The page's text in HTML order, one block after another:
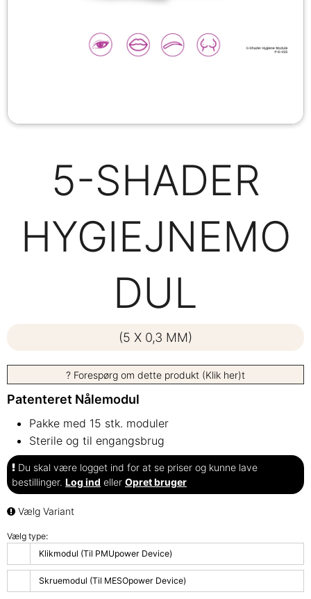
5-SHADER
HYGIEJNEMO
DUL
(5 X 0,3 MM)
? Forespørg om dette produkt (Klik her)t
Patenteret Nålemodul
Pakke med 15 stk. moduler
Sterile og til engangsbrug
Du skal være logget ind for at se priser og kunne lave
bestillinger. Log ind eller Opret bruger
Vælg Variant
Vælg type:
Klikmodul (Til PMUpower Device)
Skruemodul (Til MESOpower Device)